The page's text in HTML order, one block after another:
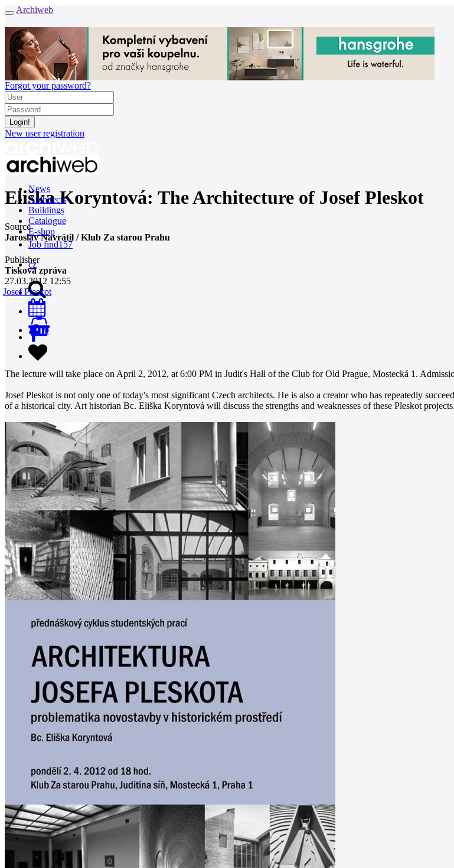
Archiweb
Forgot your password?
New user registration
News
Architects
Buildings
Catalogue
E-shop
Job find157
cz
0
Eliška Koryntová: The Architecture of Josef Pleskot
Source
Jaroslav Navrátil / Klub Za starou Prahu
Publisher
Tisková zpráva
27.03.2012 12:55
Josef Pleskot
The lecture will take place on April 2, 2012, at 6:00 PM in Judit's Hall of the Club for Old Prague, Mostecká 1.
Josef Pleskot is not only one of today's most significant Czech architects. He is also a creator who has repeatedly
of a historical city. Art historian Bc. Eliška Koryntová will discuss the strengths and weaknesses of these Pleskot projects.